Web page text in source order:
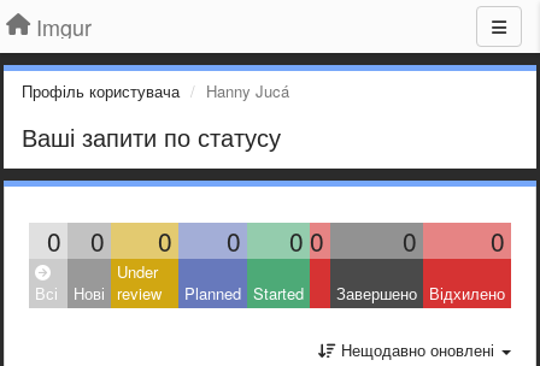
Imgur
Профіль користувача Hanny Jucá
Ваші запити по статусу
0 0 0 0 0 0 0 0
Всі Нові
Under
review
Planned Started Завершено Відхилено
Нещодавно оновлені